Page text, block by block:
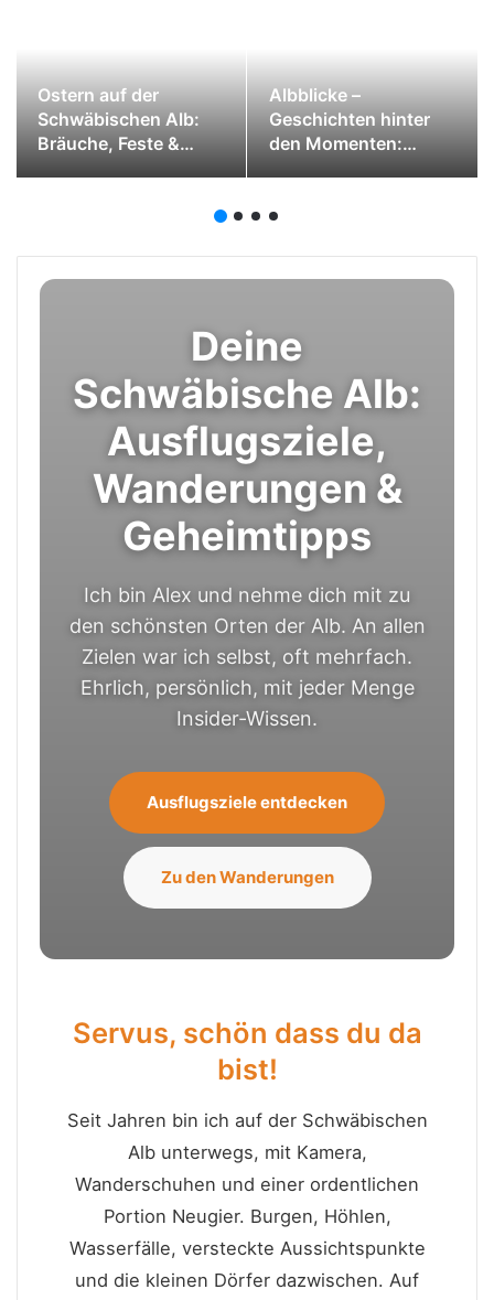
Ostern auf der
Schwäbischen Alb:
Bräuche, Feste &
Albblicke –
Geschichten hinter
den Momenten:
Deine
Schwäbische Alb:
Ausflugsziele,
Wanderungen &
Geheimtipps
Ich bin Alex und nehme dich mit zu
den schönsten Orten der Alb. An allen
Zielen war ich selbst, oft mehrfach.
Ehrlich, persönlich, mit jeder Menge
Insider-Wissen.
Ausflugsziele entdecken
Zu den Wanderungen
Servus, schön dass du da
bist!
Seit Jahren bin ich auf der Schwäbischen
Alb unterwegs, mit Kamera,
Wanderschuhen und einer ordentlichen
Portion Neugier. Burgen, Höhlen,
Wasserfälle, versteckte Aussichtspunkte
und die kleinen Dörfer dazwischen. Auf